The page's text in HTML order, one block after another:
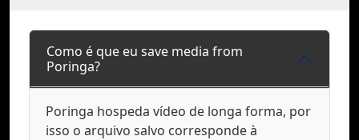
Como é que eu save media from
Poringa?
Poringa hospeda vídeo de longa forma, por
isso o arquivo salvo corresponde à